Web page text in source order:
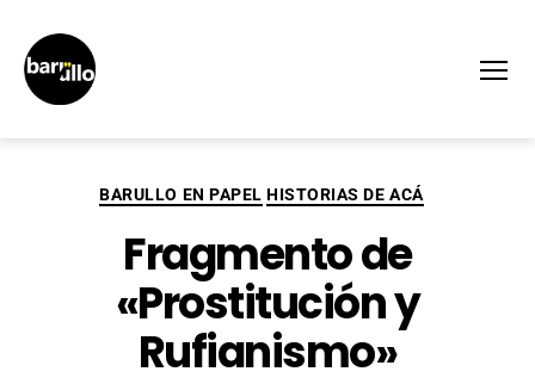
BARULLO EN PAPEL HISTORIAS DE ACÁ
Fragmento de
«Prostitución y
Rufianismo»